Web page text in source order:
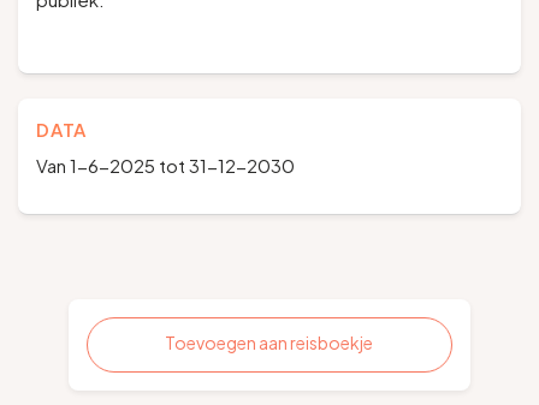
DATA
Van 1-6-2025 tot 31-12-2030
Toevoegen aan reisboekje